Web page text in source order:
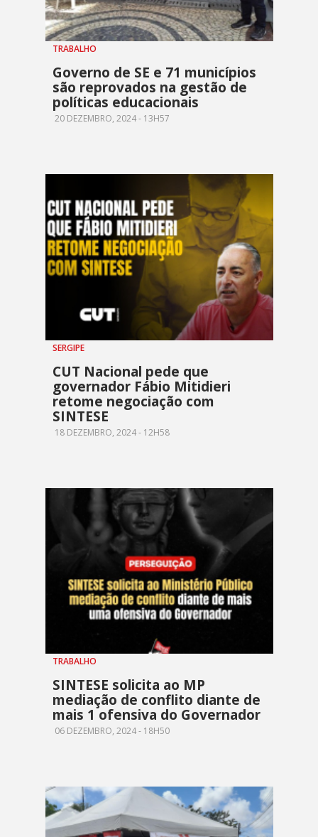
TRABALHO
Governo de SE e 71 municípios
são reprovados na gestão de
políticas educacionais
20 DEZEMBRO, 2024 - 13H57
SERGIPE
CUT Nacional pede que
governador Fábio Mitidieri
retome negociação com
SINTESE
18 DEZEMBRO, 2024 - 12H58
TRABALHO
SINTESE solicita ao MP
mediação de conflito diante de
mais 1 ofensiva do Governador
06 DEZEMBRO, 2024 - 18H50